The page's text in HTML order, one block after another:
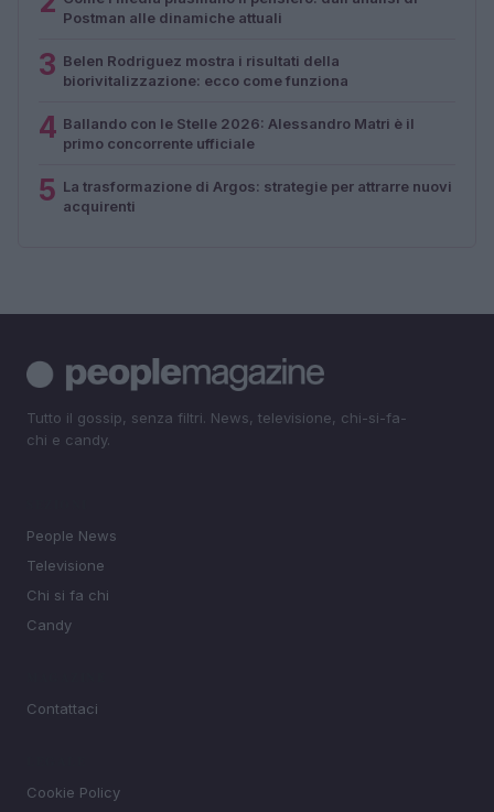
Postman alle dinamiche attuali
3 Belen Rodriguez mostra i risultati della
biorivitalizzazione: ecco come funziona
4 Ballando con le Stelle 2026: Alessandro Matri è il
primo concorrente ufficiale
5 La trasformazione di Argos: strategie per attrarre nuovi
acquirenti
Tutto il gossip, senza filtri. News, televisione, chi-si-fa-
chi e candy.
People News
Televisione
Chi si fa chi
Candy
Contattaci
Cookie Policy